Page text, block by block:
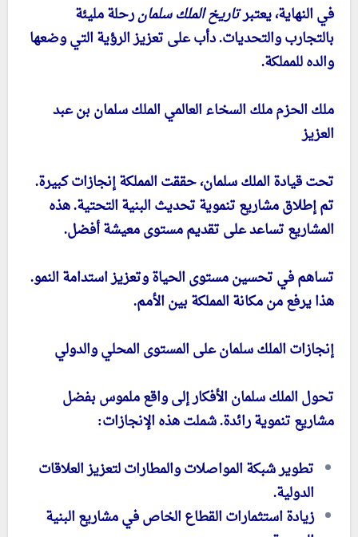
في النهاية، يعتبرتاريخ الملك سلمانرحلة مليئة
بالتجارب والتحديات. دأب على تعزيز الرؤية التي وضعها
والده للمملكة.
ملك الحزم ملك السخاء العالمي الملك سلمان بن عبد
العزيز
تحت قيادة الملك سلمان، حققت المملكة إنجازات كبيرة.
تم إطلاق مشاريع تنموية تحديث البنية التحتية. هذه
المشاريع تساعد على تقديم مستوى معيشة أفضل.
تساهم في تحسين مستوى الحياة وتعزيز استدامة النمو.
هذا يرفع من مكانة المملكة بين الأمم.
إنجازات الملك سلمان على المستوى المحلي والدولي
تحول الملك سلمان الأفكار إلى واقع ملموس بفضل
مشاريع تنموية رائدة. شملت هذه الإنجازات:
تطوير شبكة المواصلات والمطارات لتعزيز العلاقات
الدولية.
زيادة استثمارات القطاع الخاص في مشاريع البنية